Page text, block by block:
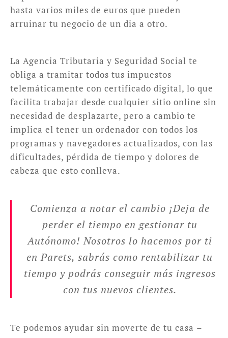
hasta varios miles de euros que pueden
arruinar tu negocio de un dia a otro.
La Agencia Tributaria y Seguridad Social te
obliga a tramitar todos tus impuestos
telemáticamente con certificado digital, lo que
facilita trabajar desde cualquier sitio online sin
necesidad de desplazarte, pero a cambio te
implica el tener un ordenador con todos los
programas y navegadores actualizados, con las
dificultades, pérdida de tiempo y dolores de
cabeza que esto conlleva.
Comienza a notar el cambio ¡Deja de
perder el tiempo en gestionar tu
Autónomo! Nosotros lo hacemos por ti
en Parets, sabrás como rentabilizar tu
tiempo y podrás conseguir más ingresos
con tus nuevos clientes.
Te podemos ayudar sin moverte de tu casa –